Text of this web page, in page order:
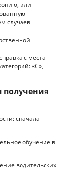
или
случаев
с места
«С»,
получения
сначала
обучение в
водительских